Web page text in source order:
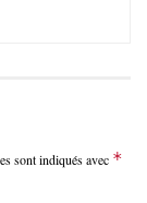
sont indiqués avec *